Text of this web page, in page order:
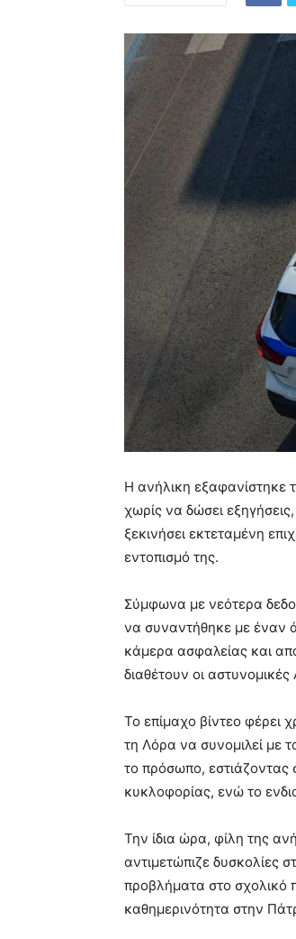
Η ανήλικη εξαφανίστηκε
χωρίς να δώσει
ξεκινήσει εκτεταμένη
εντοπισμό της.
Σύμφωνα με νεότερα
να συναντήθηκε με έναν
κάμερα ασφαλείας και
διαθέτουν οι αστυνομικές
Το επίμαχο βίντεο φέρει
τη Λόρα να συνομιλεί με
το πρόσωπο, εστιάζοντας
κυκλοφορίας, ενώ το
Την ίδια ώρα, φίλη της
αντιμετώπιζε δυσκολίες
προβλήματα στο σχολικό
καθημερινότητα στην